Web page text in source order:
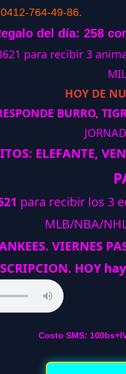
764-49-86.
del día: 258
para recibir 3
HOY DE
BURRO,
ELEFANTE,
para recibir los 3
MLB/NBA/
VIERNES
HOY
Costo SMS: